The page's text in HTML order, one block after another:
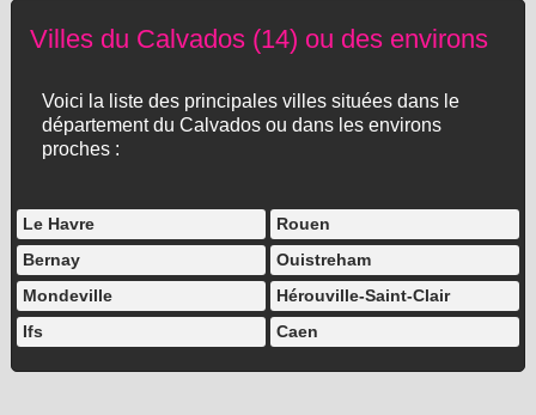
Villes du Calvados (14) ou des environs
Voici la liste des principales villes situées dans le
département du Calvados ou dans les environs
proches :
Le Havre
Rouen
Bernay
Ouistreham
Mondeville
Hérouville-Saint-Clair
Ifs
Caen